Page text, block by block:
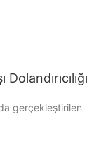
gerçekleştirilen